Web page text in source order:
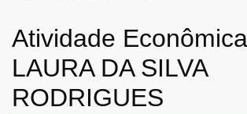
Atividade
LAURA DA SILVA
RODRIGUES